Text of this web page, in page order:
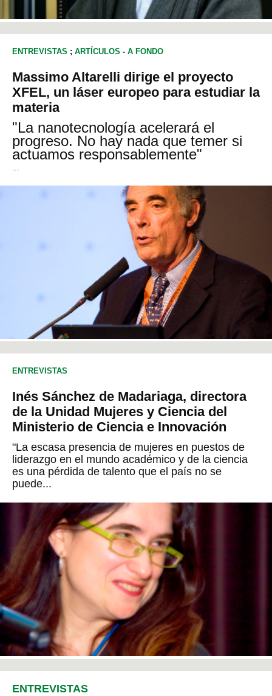
ENTREVISTAS ; ARTÍCULOS - A FONDO
Massimo Altarelli dirige el proyecto
XFEL, un láser europeo para estudiar la
materia
"La nanotecnología acelerará el
progreso. No hay nada que temer si
actuamos responsablemente"
ENTREVISTAS
Inés Sánchez de Madariaga, directora
de la Unidad Mujeres y Ciencia del
Ministerio de Ciencia e Innovación
"La escasa presencia de mujeres en puestos de
liderazgo en el mundo académico y de la ciencia
es una pérdida de talento que el país no se
puede...
ENTREVISTAS